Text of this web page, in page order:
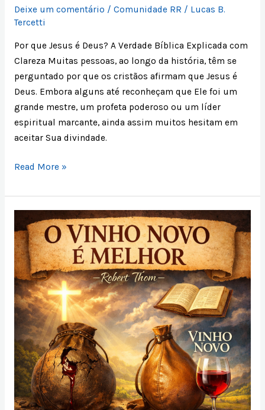
Deixe um comentário / Comunidade RR / Lucas B.
Tercetti
Por que Jesus é Deus? A Verdade Bíblica Explicada com
Clareza Muitas pessoas, ao longo da história, têm se
perguntado por que os cristãos afirmam que Jesus é
Deus. Embora alguns até reconheçam que Ele foi um
grande mestre, um profeta poderoso ou um líder
espiritual marcante, ainda assim muitos hesitam em
aceitar Sua divindade.
Read More »
Vinho
Novo
é
Melhor
–
Resenha
Reflexão
Do
Livro
de
Robert